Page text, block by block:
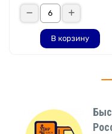
В корзину